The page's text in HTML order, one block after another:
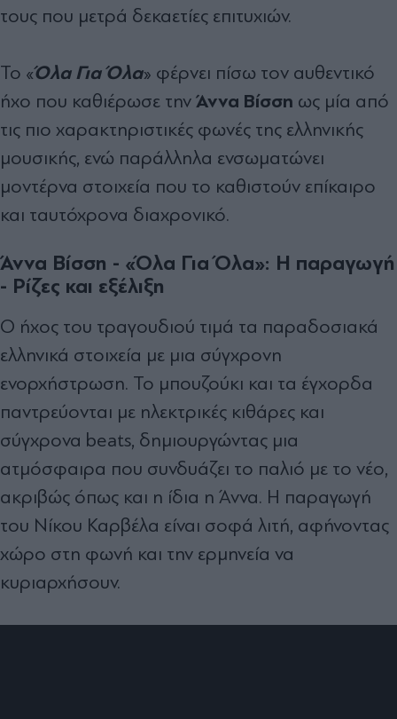
τους που μετρά δεκαετίες επιτυχιών.
Το «Όλα Για Όλα» φέρνει πίσω τον αυθεντικό
ήχο που καθιέρωσε την Άννα Βίσση ως μία από
τις πιο χαρακτηριστικές φωνές της ελληνικής
μουσικής, ενώ παράλληλα ενσωματώνει
μοντέρνα στοιχεία που το καθιστούν επίκαιρο
και ταυτόχρονα διαχρονικό.
Άννα Βίσση - «Όλα Για Όλα»: Η παραγωγή
- Ρίζες και εξέλιξη
Ο ήχος του τραγουδιού τιμά τα παραδοσιακά
ελληνικά στοιχεία με μια σύγχρονη
ενορχήστρωση. Το μπουζούκι και τα έγχορδα
παντρεύονται με ηλεκτρικές κιθάρες και
σύγχρονα beats, δημιουργώντας μια
ατμόσφαιρα που συνδυάζει το παλιό με το νέο,
ακριβώς όπως και η ίδια η Άννα. Η παραγωγή
του Νίκου Καρβέλα είναι σοφά λιτή, αφήνοντας
χώρο στη φωνή και την ερμηνεία να
κυριαρχήσουν.